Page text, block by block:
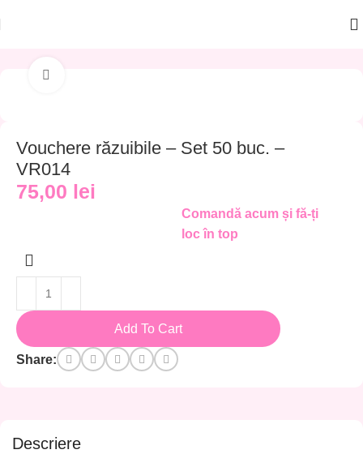
Vouchere răzuibile – Set 50 buc. –
VR014
75,00 lei
Comandă acum și fă-ți
loc în top
Add To Cart
Share:
Descriere